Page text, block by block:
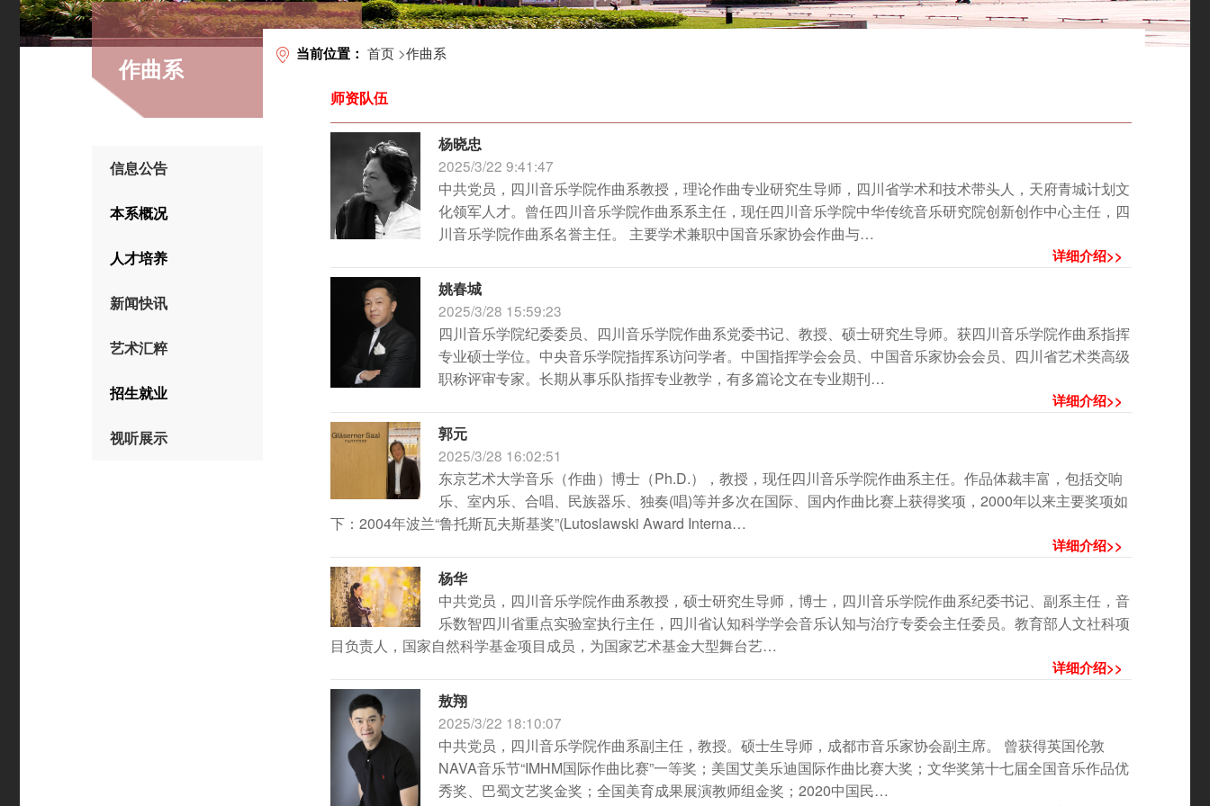
作曲系
信息公告
本系概况
人才培养
新闻快讯
艺术汇粹
招生就业
视听展示
当前位置： 首页 >作曲系
师资队伍
杨晓忠
2025/3/22 9:41:47
中共党员，四川音乐学院作曲系教授，理论作曲专业研究生导师，四川省学术和技术带头人，天府青城计划文
化领军人才。曾任四川音乐学院作曲系系主任，现任四川音乐学院中华传统音乐研究院创新创作中心主任，四
川音乐学院作曲系名誉主任。 主要学术兼职中国音乐家协会作曲与…
详细介绍>>
姚春城
2025/3/28 15:59:23
四川音乐学院纪委委员、四川音乐学院作曲系党委书记、教授、硕士研究生导师。获四川音乐学院作曲系指挥
专业硕士学位。中央音乐学院指挥系访问学者。中国指挥学会会员、中国音乐家协会会员、四川省艺术类高级
职称评审专家。长期从事乐队指挥专业教学，有多篇论文在专业期刊…
详细介绍>>
郭元
2025/3/28 16:02:51
东京艺术大学音乐（作曲）博士（Ph.D.），教授，现任四川音乐学院作曲系主任。作品体裁丰富，包括交响
乐、室内乐、合唱、民族器乐、独奏(唱)等并多次在国际、国内作曲比赛上获得奖项，2000年以来主要奖项如
下：2004年波兰“鲁托斯瓦夫斯基奖”(Lutoslawski Award Interna…
详细介绍>>
杨华
中共党员，四川音乐学院作曲系教授，硕士研究生导师，博士，四川音乐学院作曲系纪委书记、副系主任，音
乐数智四川省重点实验室执行主任，四川省认知科学学会音乐认知与治疗专委会主任委员。教育部人文社科项
目负责人，国家自然科学基金项目成员，为国家艺术基金大型舞台艺…
详细介绍>>
敖翔
2025/3/22 18:10:07
中共党员，四川音乐学院作曲系副主任，教授。硕士生导师，成都市音乐家协会副主席。 曾获得英国伦敦
NAVA音乐节“IMHM国际作曲比赛”一等奖；美国艾美乐迪国际作曲比赛大奖；文华奖第十七届全国音乐作品优
秀奖、巴蜀文艺奖金奖；全国美育成果展演教师组金奖；2020中国民…